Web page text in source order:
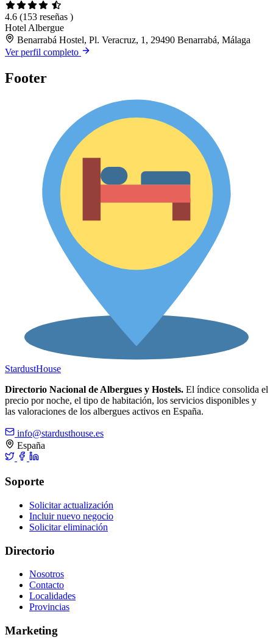
4.6 (153 reseñas )
Hotel Albergue
Benarrabá Hostel, Pl. Veracruz, 1, 29490 Benarrabá, Málaga
Ver perfil completo
Footer
StardustHouse
Directorio Nacional de Albergues y Hostels. El índice consolida el
precio por noche, el tipo de habitación, los servicios disponibles y
las valoraciones de los albergues activos en España.
info@stardusthouse.es
España
Soporte
Solicitar actualización
Incluir nuevo negocio
Solicitar eliminación
Directorio
Nosotros
Contacto
Localidades
Provincias
Marketing